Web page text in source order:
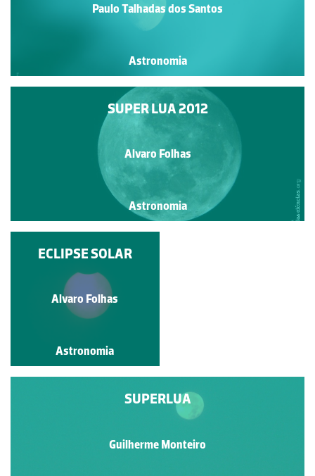
Paulo Talhadas dos Santos
Astronomia
SUPER LUA 2012
Alvaro Folhas
Astronomia
PAISAGEM LUNAR
Alvaro Folhas
Astronomia
SUPERLUA
Guilherme Monteiro
ECLIPSE SOLAR
Alvaro Folhas
Astronomia